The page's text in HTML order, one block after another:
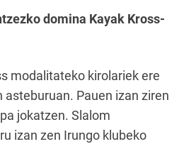
domina Kayak Kross-
modalitateko kirolariek ere
Pauen izan ziren
jokatzen. Slalom
izan zen Irungo klubeko